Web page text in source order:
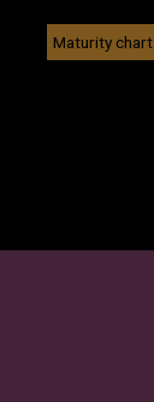
Maturity chart